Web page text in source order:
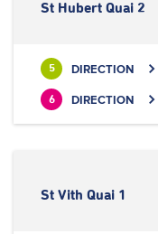
St Hubert Quai 2
5 DIRECTION
6 DIRECTION
St Vith Quai 1